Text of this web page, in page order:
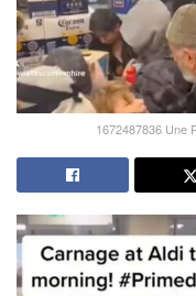
1672487836 Une